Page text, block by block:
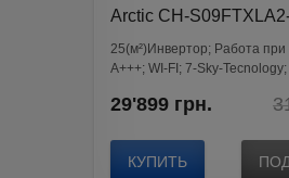
от 65м²(52)
Arctic CH-
25(м²)Инвертор; Работа при
А+++; WI-FI; 7-Sky-
29'899 грн.
КУПИТЬ